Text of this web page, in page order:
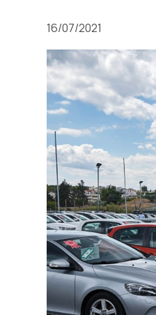
16/07/2021